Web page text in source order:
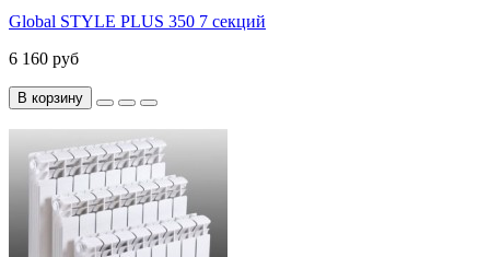
Global STYLE PLUS 350 7 секций
6 160 руб
В корзину